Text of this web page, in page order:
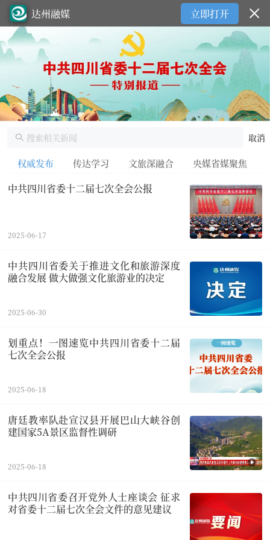
达州融媒 立即打开
取消
权威发布 传达学习 文旅深融合 央媒省媒聚焦
中共四川省委十二届七次全会公报
2025-06-17
中共四川省委关于推进文化和旅游深度
融合发展 做大做强文化旅游业的决定
2025-06-30
划重点！一图速览中共四川省委十二届
七次全会公报
2025-06-18
唐廷教率队赴宣汉县开展巴山大峡谷创
建国家5A景区监督性调研
2025-06-18
中共四川省委召开党外人士座谈会 征求
对省委十二届七次全会文件的意见建议